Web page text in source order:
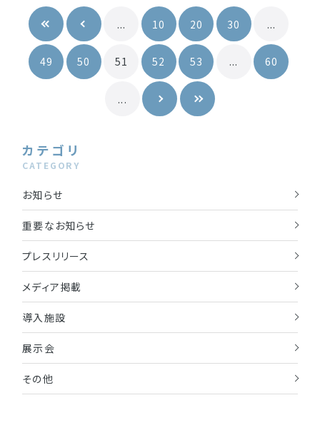
... 10 20 30 ...
49 50 51 52 53 ... 60
...
カテゴリ
CATEGORY
お知らせ
重要なお知らせ
プレスリリース
メディア掲載
導入施設
展示会
その他